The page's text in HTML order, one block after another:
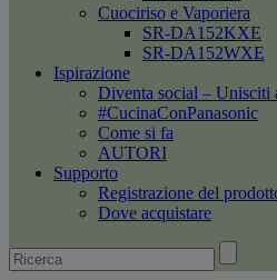
Cuociriso e Vaporiera
SR-DA152KXE
SR-DA152WXE
Ispirazione
Diventa social – Unisciti
#CucinaConPanasonic
Come si fa
AUTORI
Supporto
Registrazione del
Dove acquistare